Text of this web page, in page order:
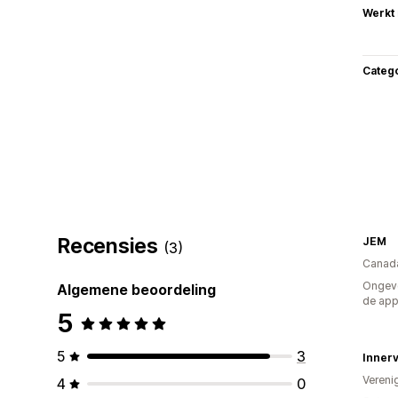
Werkt
Recensies (3)
Algemene beoordeling
5
5
3
4
0
JEM
de app